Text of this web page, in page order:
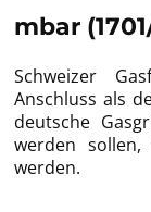
mbar
Schweizer
Anschluss als
deutsche
werden
werden.